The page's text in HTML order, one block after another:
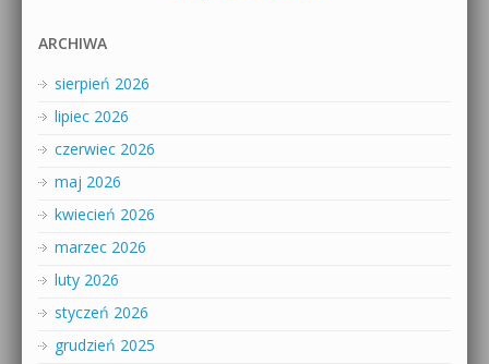
ARCHIWA
sierpień 2026
lipiec 2026
czerwiec 2026
maj 2026
kwiecień 2026
marzec 2026
luty 2026
styczeń 2026
grudzień 2025